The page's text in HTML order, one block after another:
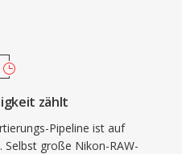
zählt
Pipeline ist auf
große Nikon-RAW-